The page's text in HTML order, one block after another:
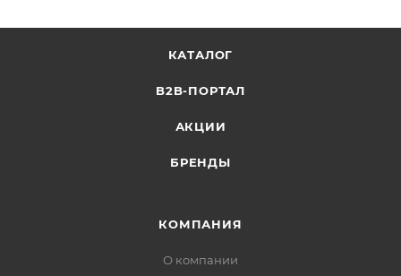
Соотношение сторон: 16:9
Количество входов HDMI: 2
КАТАЛОГ
B2B-ПОРТАЛ
АКЦИИ
БРЕНДЫ
КОМПАНИЯ
О компании